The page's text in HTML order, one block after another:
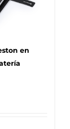
en